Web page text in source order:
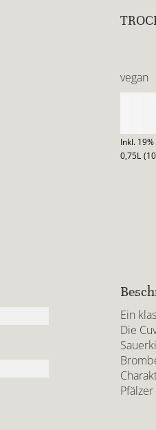
vegan
Inkl.
0,75L
Ein
Die